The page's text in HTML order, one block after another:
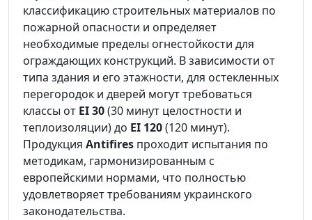
классификацию строительных материалов по
пожарной опасности и определяет
необходимые пределы огнестойкости для
ограждающих конструкций. В зависимости от
типа здания и его этажности, для остекленных
перегородок и дверей могут требоваться
классы от EI 30(30 минут целостности и
теплоизоляции) до EI 120(120 минут).
Продукция Antifires проходит испытания по
методикам, гармонизированным с
европейскими нормами, что полностью
удовлетворяет требованиям украинского
законодательства.